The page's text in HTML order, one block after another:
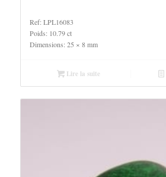
Ref: LPL16083
Poids: 10.79 ct
Dimensions: 25 × 8 mm
Lire la suite